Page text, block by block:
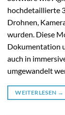
hochdetaillierte
Drohnen,
wurden. Diese
Dokumentation
auch in
umgewandelt
WEITERLESEN →